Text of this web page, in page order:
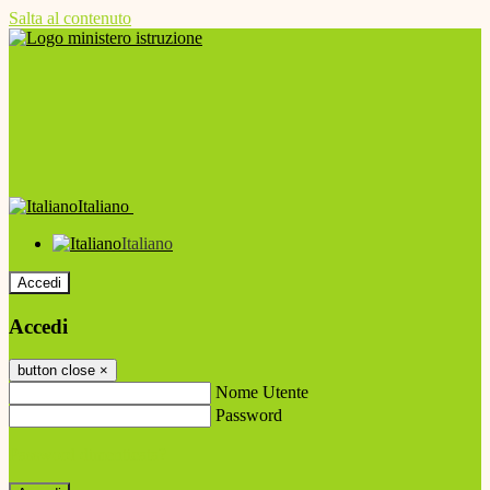
Salta al contenuto
Italiano
Italiano
Accedi
Accedi
button close ×
Nome Utente
Password